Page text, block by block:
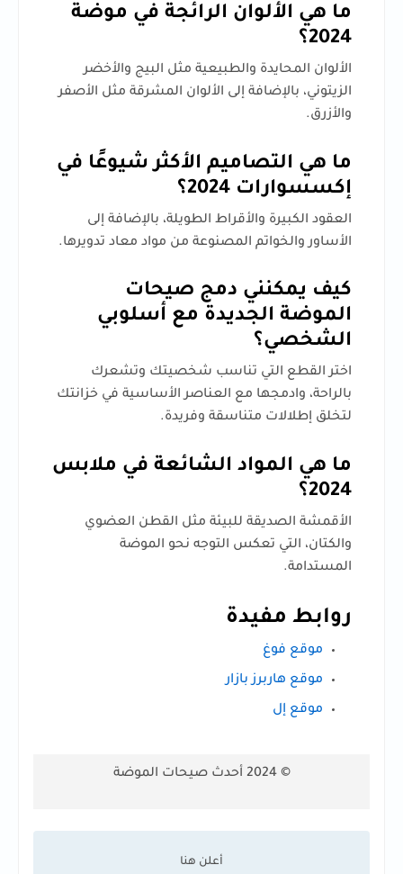
ما هي الألوان الرائجة في موضة
2024؟
الألوان المحايدة والطبيعية مثل البيج والأخضر
الزيتوني، بالإضافة إلى الألوان المشرقة مثل الأصفر
والأزرق.
ما هي التصاميم الأكثر شيوعًا في
إكسسوارات 2024؟
العقود الكبيرة والأقراط الطويلة، بالإضافة إلى
الأساور والخواتم المصنوعة من مواد معاد تدويرها.
كيف يمكنني دمج صيحات
الموضة الجديدة مع أسلوبي
الشخصي؟
اختر القطع التي تناسب شخصيتك وتشعرك
بالراحة، وادمجها مع العناصر الأساسية في خزانتك
لتخلق إطلالات متناسقة وفريدة.
ما هي المواد الشائعة في ملابس
2024؟
الأقمشة الصديقة للبيئة مثل القطن العضوي
والكتان، التي تعكس التوجه نحو الموضة
المستدامة.
روابط مفيدة
موقع فوغ
موقع هاربرز بازار
موقع إل
© 2024 أحدث صيحات الموضة